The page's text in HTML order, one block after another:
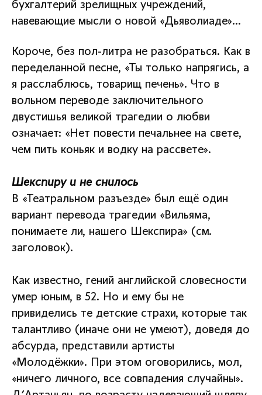
бухгалтерий зрелищных учреждений,
навевающие мысли о новой «Дьяволиаде»…
Короче, без пол-литра не разобраться. Как в
переделанной песне, «Ты только напрягись, а
я расслаблюсь, товарищ печень». Что в
вольном переводе заключительного
двустишья великой трагедии о любви
означает: «Нет повести печальнее на свете,
чем пить коньяк и водку на рассвете».
Шекспиру и не снилось
В «Театральном разъезде» был ещё один
вариант перевода трагедии «Вильяма,
понимаете ли, нашего Шекспира» (см.
заголовок).
Как известно, гений английской словесности
умер юным, в 52. Но и ему бы не
привиделись те детские страхи, которые так
талантливо (иначе они не умеют), доведя до
абсурда, представили артисты
«Молодёжки». При этом оговорились, мол,
«ничего личного, все совпадения случайны».